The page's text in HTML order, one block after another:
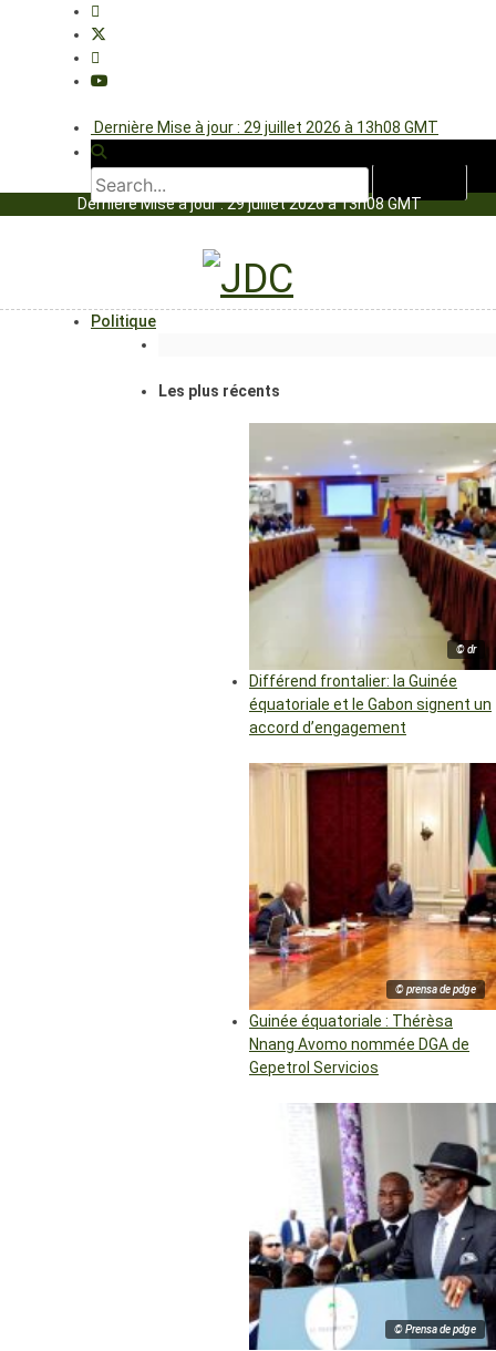
Dernière Mise à jour : 29 juillet 2026 à 13h08 GMT
Dernière Mise à jour : 29 juillet 2026 à 13h08 GMT
Politique
Les plus récents
© dr
Différend frontalier: la Guinée
équatoriale et le Gabon signent un
accord d’engagement
© prensa de pdge
Guinée équatoriale : Thérèsa
Nnang Avomo nommée DGA de
Gepetrol Servicios
© Prensa de pdge